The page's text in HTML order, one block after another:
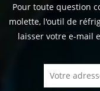
Pour toute question
molette, l'outil de
laisser votre e-mail